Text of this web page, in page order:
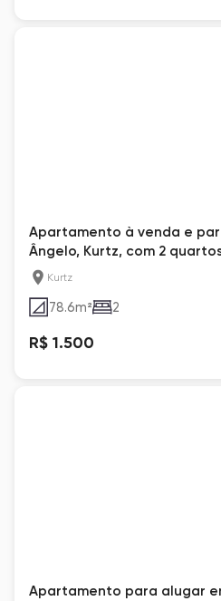
Apartamento à venda e
Ângelo, Kurtz, com 2
Kurtz
78.6m² 2
R$ 1.500
Apartamento para alugar